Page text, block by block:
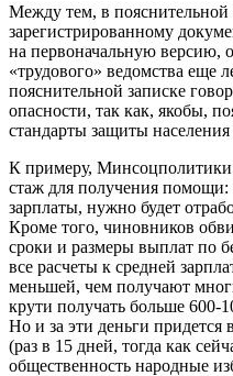
Между тем, в пояснительной
зарегистрированному
на первоначальную версию,
«трудового» ведомства еще
пояснительной записке
опасности, так как, якобы,
стандарты защиты
К примеру, Минсоцполитики
стаж для получения помощи:
зарплаты, нужно будет
Кроме того, чиновников
сроки и размеры выплат по
все расчеты к средней
меньшей, чем получают
крути получать больше 600-
Но и за эти деньги придется
(раз в 15 дней, тогда как
общественность народные